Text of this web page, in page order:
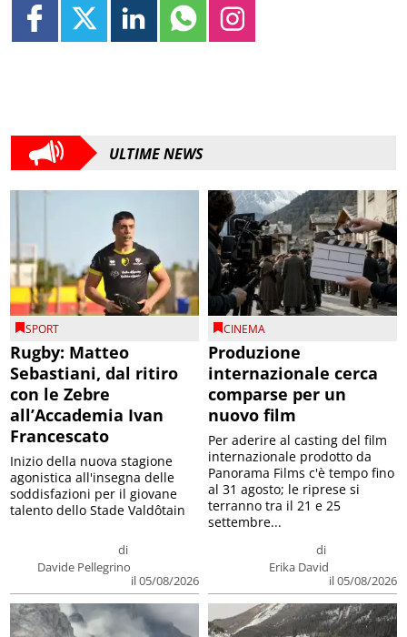
ULTIME NEWS
SPORT
Rugby: Matteo
Sebastiani, dal ritiro
con le Zebre
all’Accademia Ivan
Francescato
di
Davide Pellegrino
il 05/08/2026
Inizio della nuova stagione
agonistica all'insegna delle
soddisfazioni per il giovane
talento dello Stade Valdôtain
CINEMA
Produzione
internazionale cerca
comparse per un
nuovo film
di
Erika David
il 05/08/2026
Per aderire al casting del film
internazionale prodotto da
Panorama Films c'è tempo fino
al 31 agosto; le riprese si
terranno tra il 21 e 25
settembre...